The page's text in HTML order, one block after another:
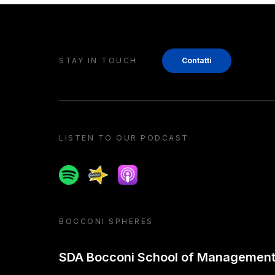
STAY IN TOUCH Contatti
LISTEN TO OUR PODCAST
SpotifySpreakerApple podcast
BOCCONI SPHERES
SDA Bocconi School of Management